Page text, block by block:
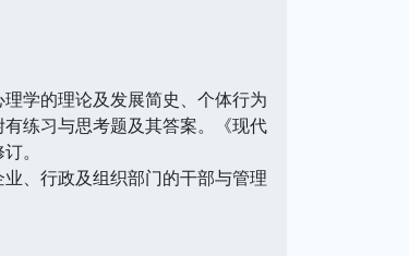
学的理论及发展简史、个体行为
练习与思考题及其答案。《现代
。
、行政及组织部门的干部与管理